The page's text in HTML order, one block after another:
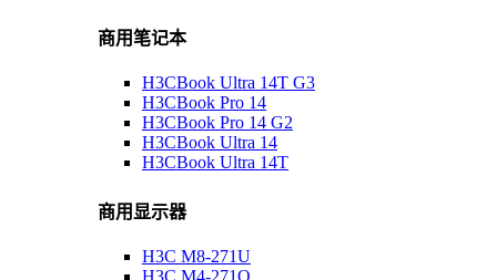
商用笔记本
H3CBook Ultra 14T G3
H3CBook Pro 14
H3CBook Pro 14 G2
H3CBook Ultra 14
H3CBook Ultra 14T
商用显示器
H3C M8-271U
H3C M4-271Q